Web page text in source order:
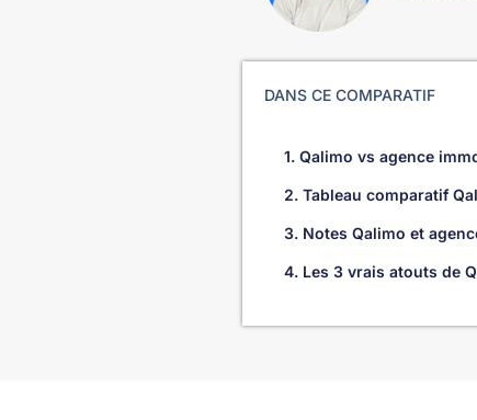
DANS CE COMPARATIF
1. Qalimo vs agence
2. Tableau comparatif
3. Notes Qalimo et
4. Les 3 vrais atouts de